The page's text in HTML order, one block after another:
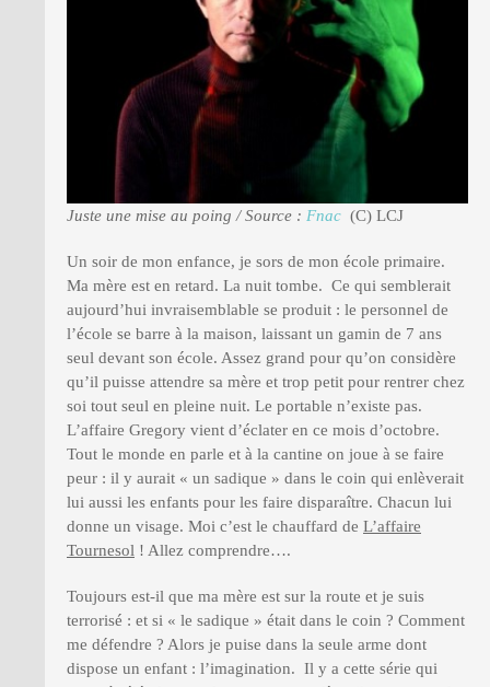
Juste une mise au poing / Source : Fnac (C) LCJ
Un soir de mon enfance, je sors de mon école primaire.
Ma mère est en retard. La nuit tombe. Ce qui semblerait
aujourd’hui invraisemblable se produit : le personnel de
l’école se barre à la maison, laissant un gamin de 7 ans
seul devant son école. Assez grand pour qu’on considère
qu’il puisse attendre sa mère et trop petit pour rentrer chez
soi tout seul en pleine nuit. Le portable n’existe pas.
L’affaire Gregory vient d’éclater en ce mois d’octobre.
Tout le monde en parle et à la cantine on joue à se faire
peur : il y aurait « un sadique » dans le coin qui enlèverait
lui aussi les enfants pour les faire disparaître. Chacun lui
donne un visage. Moi c’est le chauffard de L’affaire
Tournesol ! Allez comprendre….
Toujours est-il que ma mère est sur la route et je suis
terrorisé : et si « le sadique » était dans le coin ? Comment
me défendre ? Alors je puise dans la seule arme dont
dispose un enfant : l’imagination. Il y a cette série qui